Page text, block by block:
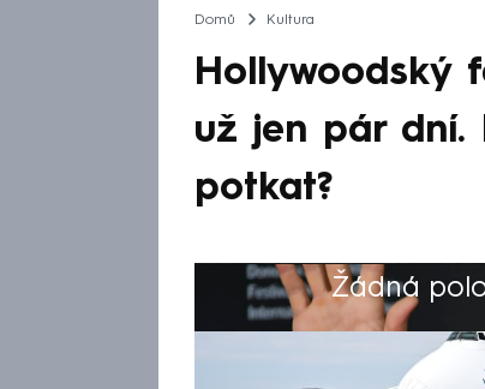
Domů Kultura
Hollywoodský
už jen pár dní.
potkat?
Žádná
Výběr redakce